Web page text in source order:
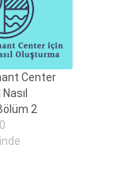
Center
2